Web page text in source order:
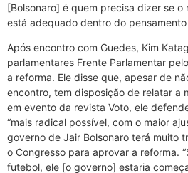
[Bolsonaro] é quem precisa dizer se
está adequado dentro do pensamento
Após encontro com Guedes, Kim
parlamentares Frente Parlamentar
a reforma. Ele disse que, apesar de
encontro, tem disposição de relatar a
em evento da revista Voto, ele
“mais radical possível, com o maior
governo de Jair Bolsonaro terá muito
o Congresso para aprovar a reforma.
futebol, ele [o governo] estaria